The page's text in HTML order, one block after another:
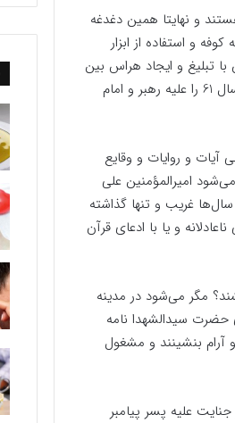
و نهایتا همین دغدغه
و استفاده از ابزار
تبلیغ و ایجاد هراس بین
مردم ، آنها را از اطراف نماینده سیدالشهدا(ع) پراکنده نموده و نهایتا فاجعه بی‌مانند عاشورای سال 61 را علیه رهبر و امام
آیات و روایات و وقایع
امیرالمؤمنین علی
غریب و تنها گذاشته
و یا با ادعای قرآن
مگر می‌شود در مدینه
ویژه بزرگان کوفه) برای حضرت سیدالشهدا نامه
آرام بنشینند و مشغول
علیه پسر پیامبر